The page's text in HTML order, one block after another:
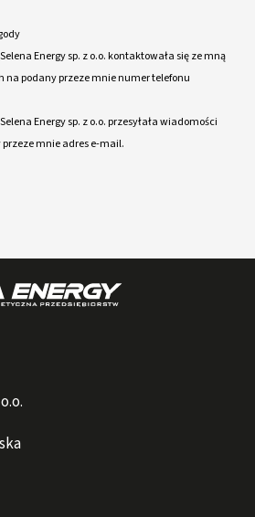
Energy sp. z o.o. kontaktowała się ze mną
podany przeze mnie numer telefonu
Energy sp. z o.o. przesyłała wiadomości
mnie adres e-mail.